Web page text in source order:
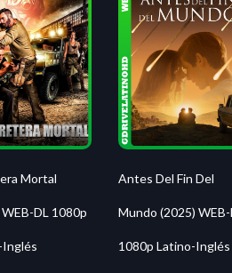
Mortal
DL 1080p
Antes Del Fin Del
Mundo (2025) WEB-
1080p Latino-Inglés